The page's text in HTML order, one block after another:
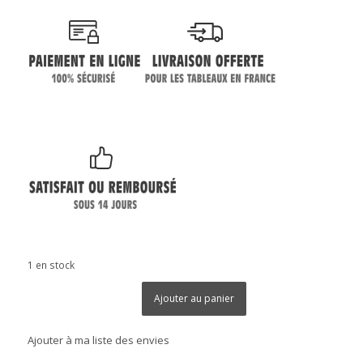
1 en stock
Ajouter au panier
Ajouter à ma liste des envies